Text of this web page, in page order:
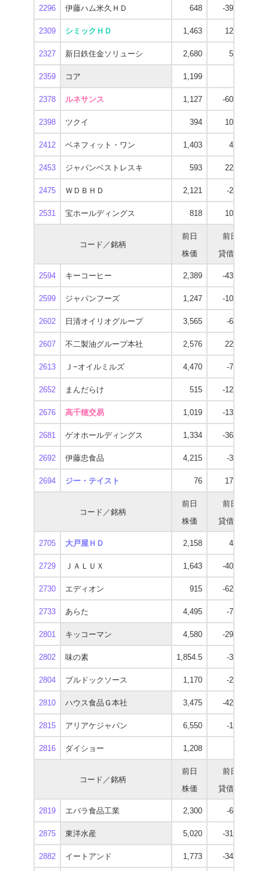
2296 伊藤ハム米久ＨＤ 648 -39,700
2309 シミックＨＤ 1,463 12,100
2327 新日鉄住金ソリューシ 2,680 5,800
2359 コア 1,199
2378 ルネサンス 1,127 -60,800
2398 ツクイ 394 10,400
2412 ベネフィット・ワン 1,403 4,400
2453 ジャパンベストレスキ 593 22,500
2475 ＷＤＢＨＤ 2,121 -2,400
2531 宝ホールディングス 818 10,300
コード／銘柄
前日
株価
前日
貸借残
2594 キーコーヒー 2,389 -43,300
2599 ジャパンフーズ 1,247 -10,700
2602 日清オイリオグループ 3,565 -6,000
2607 不二製油グループ本社 2,576 22,700
2613 Ｊ−オイルミルズ 4,470 -7,100
2652 まんだらけ 515 -12,800
2676 高千穂交易 1,019 -13,800
2681 ゲオホールディングス 1,334 -36,200
2692 伊藤忠食品 4,215 -3,900
2694 ジー・テイスト 76 17,500
コード／銘柄
前日
株価
前日
貸借残
2705 大戸屋ＨＤ 2,158 4,100
2729 ＪＡＬＵＸ 1,643 -40,400
2730 エディオン 915 -62,400
2733 あらた 4,495 -7,300
2801 キッコーマン 4,580 -29,000
2802 味の素 1,854.5 -3,600
2804 ブルドックソース 1,170 -2,900
2810 ハウス食品Ｇ本社 3,475 -42,400
2815 アリアケジャパン 6,550 -1,000
2816 ダイショー 1,208
コード／銘柄
前日
株価
前日
貸借残
2819 エバラ食品工業 2,300 -6,600
2875 東洋水産 5,020 -31,000
2882 イートアンド 1,773 -34,300